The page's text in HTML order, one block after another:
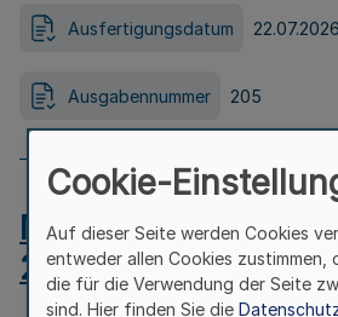
Ausfertigungsdatum 22.07.2026
Ausgabennummer 205
MB.NRW 2026 Nr.
24.07.2026
Cookie-
Auf dieser Seite werden Cookies
entweder allen Cookies zustimmen,
die für die Verwendung der Seite
sind. Hier finden Sie die